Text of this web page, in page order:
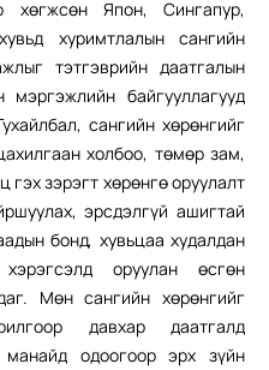
хөгжсөн Япон, Сингапур,
хуримтлалын сангийн
тэтгэврийн даатгалын
байгууллагууд
сангийн хөрөнгийг
холбоо, төмөр зам,
зэрэгт хөрөнгө оруулалт
эрсдэлгүй ашигтай
бонд, хувьцаа худалдан
оруулан өсгөн
Мөн сангийн хөрөнгийг
давхар даатгалд
одоогоор эрх зүйн